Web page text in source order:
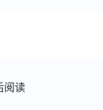
阅读